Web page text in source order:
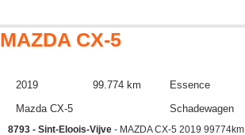
MAZDA CX-5
2019 99.774 km
Essence
Mazda CX-5
Schadewagen
8793 - Sint-Eloois-Vijve - MAZDA CX-5 2019 99774km